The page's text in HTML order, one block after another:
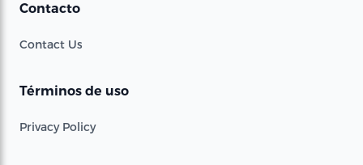
Contacto
Contact Us
Términos de uso
Privacy Policy